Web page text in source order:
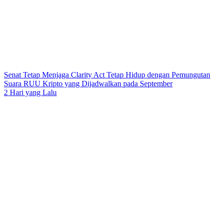
Senat Tetap Menjaga Clarity Act Tetap Hidup dengan Pemungutan
Suara RUU Kripto yang Dijadwalkan pada September
2 Hari yang Lalu